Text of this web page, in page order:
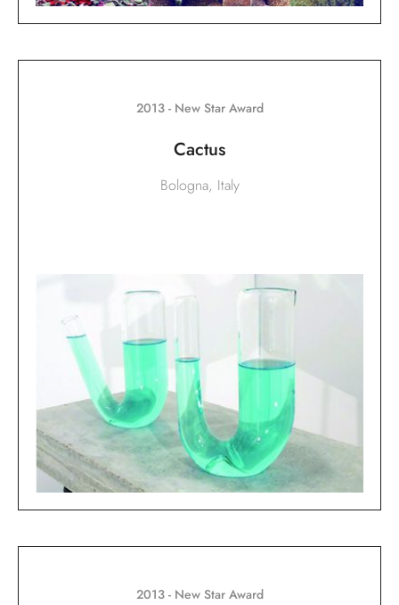
2013 - New Star Award
Cactus
Bologna, Italy
2013 - New Star Award